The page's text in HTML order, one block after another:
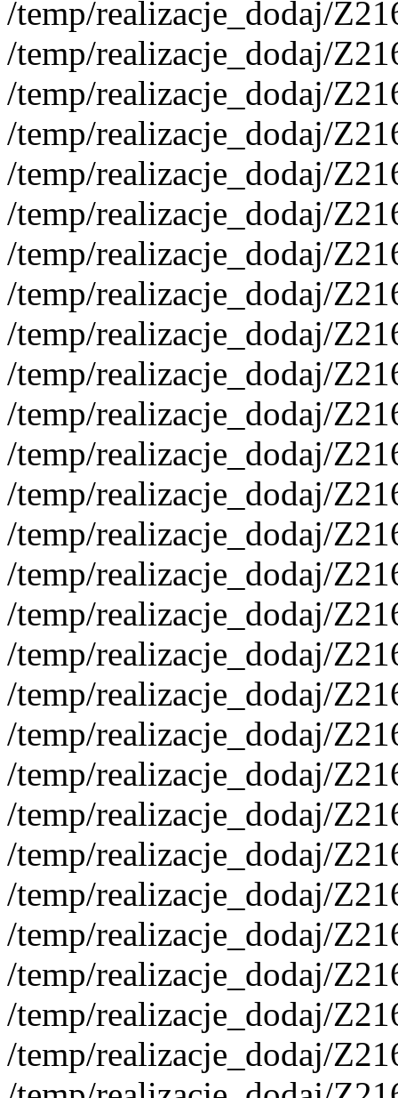
/temp/realizacje_dodaj/
/temp/realizacje_dodaj/
/temp/realizacje_dodaj/
/temp/realizacje_dodaj/
/temp/realizacje_dodaj/
/temp/realizacje_dodaj/
/temp/realizacje_dodaj/
/temp/realizacje_dodaj/
/temp/realizacje_dodaj/
/temp/realizacje_dodaj/
/temp/realizacje_dodaj/
/temp/realizacje_dodaj/
/temp/realizacje_dodaj/
/temp/realizacje_dodaj/
/temp/realizacje_dodaj/
/temp/realizacje_dodaj/
/temp/realizacje_dodaj/
/temp/realizacje_dodaj/
/temp/realizacje_dodaj/
/temp/realizacje_dodaj/
/temp/realizacje_dodaj/
/temp/realizacje_dodaj/
/temp/realizacje_dodaj/
/temp/realizacje_dodaj/
/temp/realizacje_dodaj/
/temp/realizacje_dodaj/
/temp/realizacje_dodaj/